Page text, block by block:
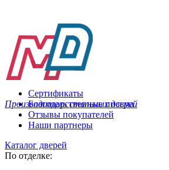
Производитель стальных дверей
Сертификаты
Благодарственные письма
Отзывы покупателей
Наши партнеры
Каталог дверей
По отделке: